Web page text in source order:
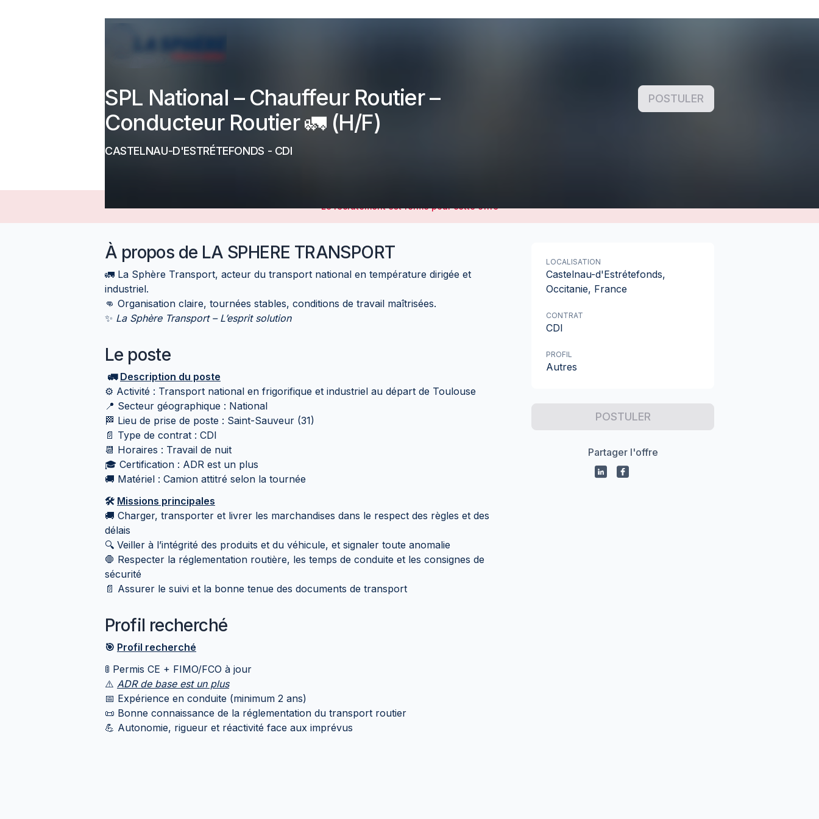
SPL National – Chauffeur Routier –
Conducteur Routier 🚛 (H/F)
CASTELNAU-D'ESTRÉTEFONDS - CDI
POSTULER
Le recrutement est fermé pour cette offre
À propos de LA SPHERE TRANSPORT
🚛 La Sphère Transport, acteur du transport national en température dirigée et
industriel.
👊 Organisation claire, tournées stables, conditions de travail maîtrisées.
✨ La Sphère Transport – L’esprit solution
Le poste
🚛 Description du poste
⚙️ Activité : Transport national en frigorifique et industriel au départ de Toulouse
📍 Secteur géographique : National
🏁 Lieu de prise de poste : Saint-Sauveur (31)
📄 Type de contrat : CDI
📆 Horaires : Travail de nuit
🎓 Certification : ADR est un plus
🚚 Matériel : Camion attitré selon la tournée
🛠️ Missions principales
🚚 Charger, transporter et livrer les marchandises dans le respect des règles et des
délais
🔍 Veiller à l’intégrité des produits et du véhicule, et signaler toute anomalie
🛑 Respecter la réglementation routière, les temps de conduite et les consignes de
sécurité
📄 Assurer le suivi et la bonne tenue des documents de transport
Profil recherché
🎯 Profil recherché
🚦 Permis CE + FIMO/FCO à jour
⚠️ ADR de base est un plus
📅 Expérience en conduite (minimum 2 ans)
📜 Bonne connaissance de la réglementation du transport routier
💪 Autonomie, rigueur et réactivité face aux imprévus
LOCALISATION
Castelnau-d'Estrétefonds,
Occitanie, France
CONTRAT
CDI
PROFIL
Autres
POSTULER
Partager l'offre